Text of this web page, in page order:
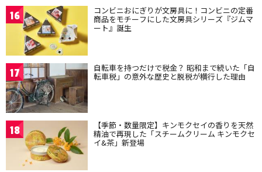
16 コンビニおにぎりが文房具に！コンビニの定番
商品をモチーフにした文房具シリーズ『ジムマ
ート』誕生
17 自転車を持つだけで税金？ 昭和まで続いた「自
転車税」の意外な歴史と脱税が横行した理由
18 【季節・数量限定】キンモクセイの香りを天然
精油で再現した「スチームクリーム キンモクセ
イ&茶」新登場